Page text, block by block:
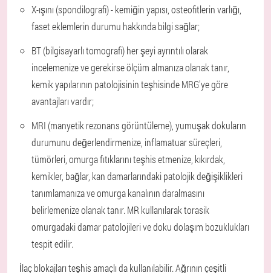
X-ışını (spondilografi) - kemiğin yapısı, osteofitlerin varlığı,
faset eklemlerin durumu hakkında bilgi sağlar;
BT (bilgisayarlı tomografi) her şeyi ayrıntılı olarak
incelemenize ve gerekirse ölçüm almanıza olanak tanır,
kemik yapılarının patolojisinin teşhisinde MRG'ye göre
avantajları vardır;
MRI (manyetik rezonans görüntüleme), yumuşak dokuların
durumunu değerlendirmenize, inflamatuar süreçleri,
tümörleri, omurga fıtıklarını teşhis etmenize, kıkırdak,
kemikler, bağlar, kan damarlarındaki patolojik değişiklikleri
tanımlamanıza ve omurga kanalının daralmasını
belirlemenize olanak tanır. MR kullanılarak torasik
omurgadaki damar patolojileri ve doku dolaşım bozuklukları
tespit edilir.
İlaç blokajları teşhis amaçlı da kullanılabilir. Ağrının çeşitli